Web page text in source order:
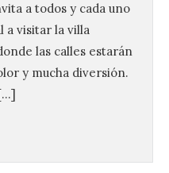
a todos y cada uno
a visitar la villa
las calles estarán
y mucha diversión.